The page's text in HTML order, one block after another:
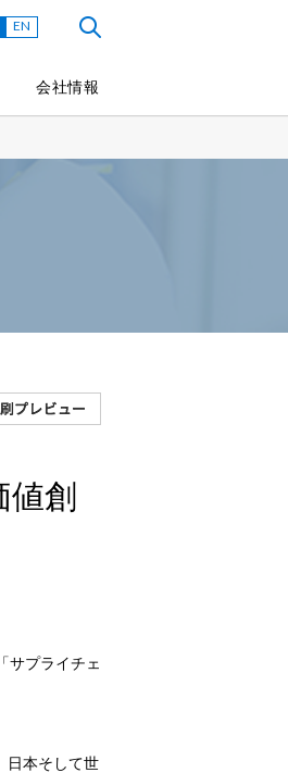
会社情報
EN
創
サプライチェ
日本そして世